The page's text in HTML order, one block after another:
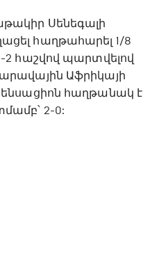
Սենեգալի
հաղթահարել 1/8
2 հաշվով պարտվելով
Աֆրիկայի
հաղթանակ է
2-0: